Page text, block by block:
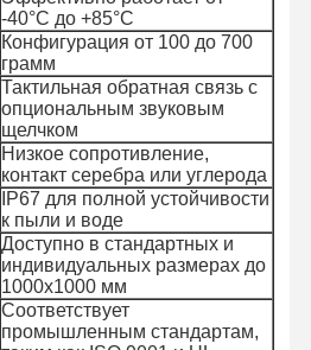
-40°C до +85°C
Конфигурация от 100 до 700
грамм
Тактильная обратная связь с
опциональным звуковым
щелчком
Низкое сопротивление,
контакт серебра или углерода
IP67 для полной устойчивости
к пыли и воде
Доступно в стандартных и
индивидуальных размерах до
1000x1000 мм
Соответствует
промышленным стандартам,